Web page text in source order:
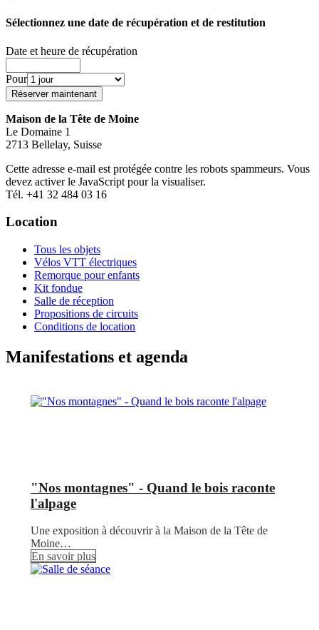
Sélectionnez une date de récupération et de restitution
Date et heure de récupération
Pour
Maison de la Tête de Moine
Le Domaine 1
2713 Bellelay, Suisse
Cette adresse e-mail est protégée contre les robots spammeurs. Vous
devez activer le JavaScript pour la visualiser.
Tél. +41 32 484 03 16
Location
Tous les objets
Vélos VTT électriques
Remorque pour enfants
Kit fondue
Salle de réception
Propositions de circuits
Conditions de location
Manifestations et agenda
"Nos montagnes" - Quand le bois raconte
l'alpage
Une exposition à découvrir à la Maison de la Tête de
Moine…
En savoir plus